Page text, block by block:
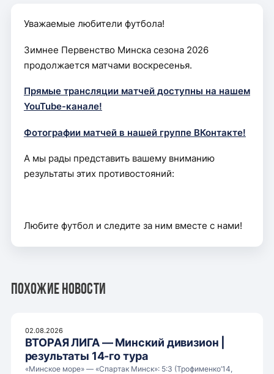
Уважаемые любители футбола!
Зимнее Первенство Минска сезона 2026
продолжается матчами воскресенья.
Прямые трансляции матчей доступны на нашем
YouTube-канале!
Фотографии матчей в нашей группе ВКонтакте!
А мы рады представить вашему вниманию
результаты этих противостояний:
Любите футбол и следите за ним вместе с нами!
Похожие новости
02.08.2026
ВТОРАЯ ЛИГА — Минский дивизион |
результаты 14-го тура
«Минское море» — «Спартак Минск»: 5:3 (Трофименко’14,